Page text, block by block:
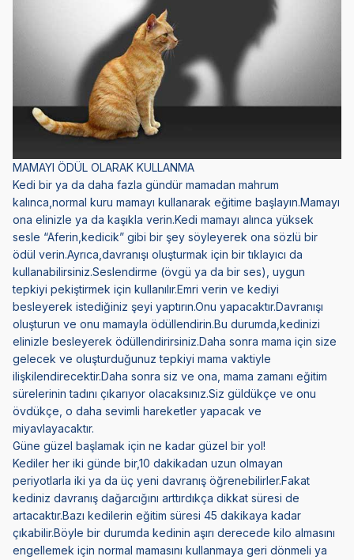
MAMAYI ÖDÜL OLARAK KULLANMA
Kedi bir ya da daha fazla gündür mamadan mahrum
kalınca,normal kuru mamayı kullanarak eğitime başlayın.Mamayı
ona elinizle ya da kaşıkla verin.Kedi mamayı alınca yüksek
sesle “Aferin,kedicik” gibi bir şey söyleyerek ona sözlü bir
ödül verin.Ayrıca,davranışı oluşturmak için bir tıklayıcı da
kullanabilirsiniz.Seslendirme (övgü ya da bir ses), uygun
tepkiyi pekiştirmek için kullanılır.Emri verin ve kediyi
besleyerek istediğiniz şeyi yaptırın.Onu yapacaktır.Davranışı
oluşturun ve onu mamayla ödüllendirin.Bu durumda,kedinizi
elinizle besleyerek ödüllendirirsiniz.Daha sonra mama için size
gelecek ve oluşturduğunuz tepkiyi mama vaktiyle
ilişkilendirecektir.Daha sonra siz ve ona, mama zamanı eğitim
sürelerinin tadını çıkarıyor olacaksınız.Siz güldükçe ve onu
övdükçe, o daha sevimli hareketler yapacak ve
miyavlayacaktır.
Güne güzel başlamak için ne kadar güzel bir yol!
Kediler her iki günde bir,10 dakikadan uzun olmayan
periyotlarla iki ya da üç yeni davranış öğrenebilirler.Fakat
kediniz davranış dağarcığını arttırdıkça dikkat süresi de
artacaktır.Bazı kedilerin eğitim süresi 45 dakikaya kadar
çıkabilir.Böyle bir durumda kedinin aşırı derecede kilo almasını
engellemek için normal mamasını kullanmaya geri dönmeli ya